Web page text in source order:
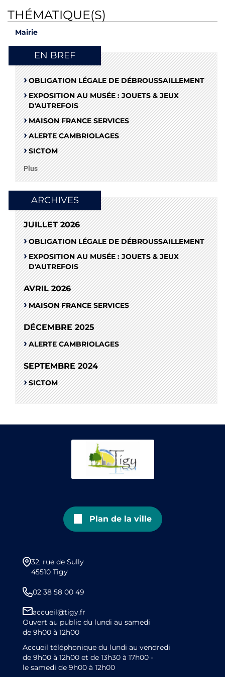
THÉMATIQUE(S)
Mairie
EN BREF
OBLIGATION LÉGALE DE DÉBROUSSAILLEMENT
EXPOSITION AU MUSÉE : JOUETS & JEUX
D'AUTREFOIS
MAISON FRANCE SERVICES
ALERTE CAMBRIOLAGES
SICTOM
Plus
ARCHIVES
JUILLET 2026
OBLIGATION LÉGALE DE DÉBROUSSAILLEMENT
EXPOSITION AU MUSÉE : JOUETS & JEUX
D'AUTREFOIS
AVRIL 2026
MAISON FRANCE SERVICES
DÉCEMBRE 2025
ALERTE CAMBRIOLAGES
SEPTEMBRE 2024
SICTOM
Plan de la ville
32, rue de Sully
45510 Tigy
02 38 58 00 49
accueil@tigy.fr
Ouvert au public du lundi au samedi
de 9h00 à 12h00
Accueil téléphonique du lundi au vendredi
de 9h00 à 12h00 et de 13h30 à 17h00 -
le samedi de 9h00 à 12h00